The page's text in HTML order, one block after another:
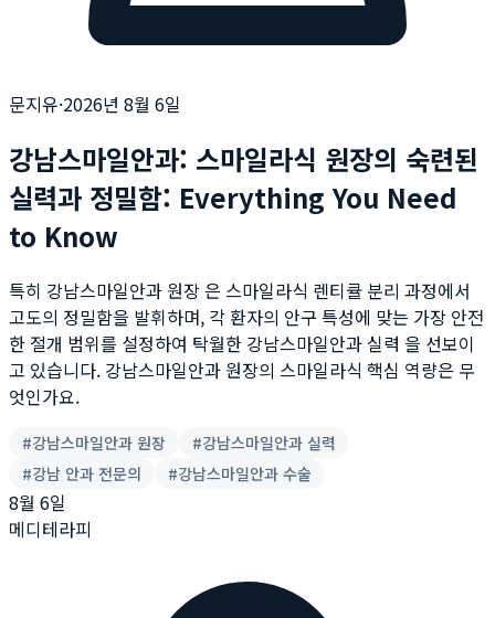
문지유·2026년 8월 6일
강남스마일안과: 스마일라식 원장의 숙련된
실력과 정밀함: Everything You Need
to Know
특히 강남스마일안과 원장 은 스마일라식 렌티큘 분리 과정에서
고도의 정밀함을 발휘하며, 각 환자의 안구 특성에 맞는 가장 안전
한 절개 범위를 설정하여 탁월한 강남스마일안과 실력 을 선보이
고 있습니다. 강남스마일안과 원장의 스마일라식 핵심 역량은 무
엇인가요.
#강남스마일안과 원장 #강남스마일안과 실력
#강남 안과 전문의 #강남스마일안과 수술
8월 6일
메디테라피